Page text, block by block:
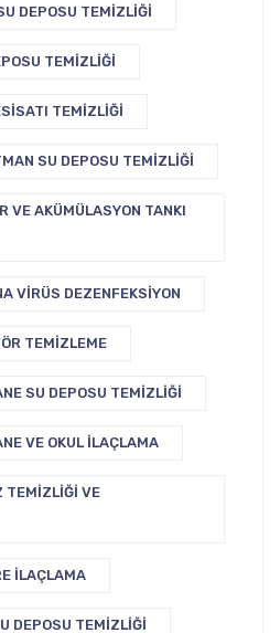
DEPOSU TEMIZLIĞI
TEMIZLIĞI
TEMIZLIĞI
SU DEPOSU TEMIZLIĞI
VE AKÜMÜLASYON TANKI
VIRÜS DEZENFEKSIYON
TEMIZLEME
SU DEPOSU TEMIZLIĞI
VE OKUL İLAÇLAMA
TEMIZLIĞI VE
İLAÇLAMA
DEPOSU TEMIZLIĞI